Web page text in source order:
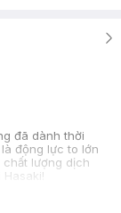
đã dành thời
động lực to lớn
lượng dịch
Hasaki!